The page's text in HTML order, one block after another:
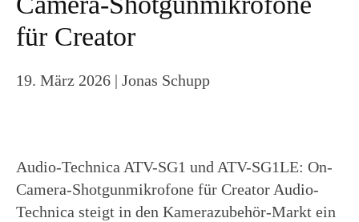
für Creator
19. März 2026 | Jonas Schupp
Audio-Technica ATV-SG1 und ATV-SG1LE: On-
Camera-Shotgunmikrofone für Creator Audio-
Technica steigt in den Kamerazubehör-Markt ein